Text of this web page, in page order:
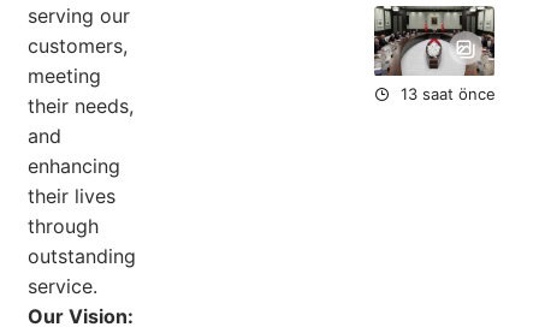
serving our
customers,
meeting
their needs,
and
enhancing
their lives
through
outstanding
service.
Our Vision:
13 saat önce